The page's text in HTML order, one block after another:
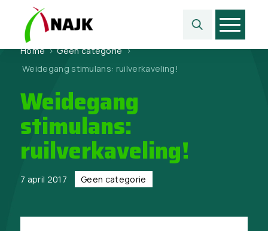
Home > Geen categorie >
Weidegang stimulans: ruilverkaveling!
Weidegang
stimulans:
ruilverkaveling!
7 april 2017 Geen categorie